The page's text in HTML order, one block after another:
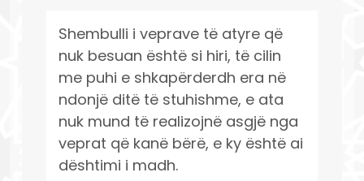
Shembulli i veprave të atyre që
nuk besuan është si hiri, të cilin
me puhi e shkapërderdh era në
ndonjë ditë të stuhishme, e ata
nuk mund të realizojnë asgjë nga
veprat që kanë bërë, e ky është ai
dështimi i madh.